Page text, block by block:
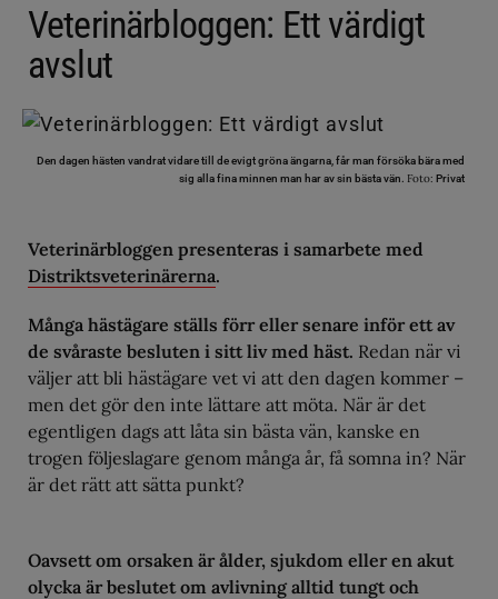
Veterinärbloggen: Ett värdigt
avslut
Den dagen hästen vandrat vidare till de evigt gröna ängarna, får man försöka bära med
sig alla fina minnen man har av sin bästa vän. Foto: Privat
Veterinärbloggen presenteras i samarbete med
Distriktsveterinärerna.
Många hästägare ställs förr eller senare inför ett av
de svåraste besluten i sitt liv med häst. Redan när vi
väljer att bli hästägare vet vi att den dagen kommer –
men det gör den inte lättare att möta. När är det
egentligen dags att låta sin bästa vän, kanske en
trogen följeslagare genom många år, få somna in? När
är det rätt att sätta punkt?
Oavsett om orsaken är ålder, sjukdom eller en akut
olycka är beslutet om avlivning alltid tungt och